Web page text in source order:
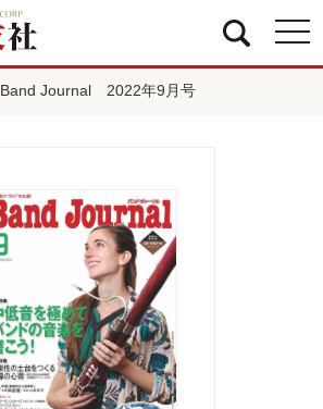
Band Journal 2022年9月号